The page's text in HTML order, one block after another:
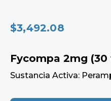
$3,492.08
Fycompa 2mg
Sustancia Activa: